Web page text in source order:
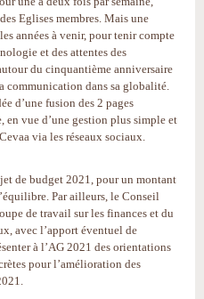
Eglises membres. Mais une
années à venir, pour tenir compte
et des attentes des
du cinquantième anniversaire
communication dans sa globalité.
d’une fusion des 2 pages
en vue d’une gestion plus simple et
via les réseaux sociaux.
de budget 2021, pour un montant
Par ailleurs, le Conseil
de travail sur les finances et du
avec l’apport éventuel de
à l’AG 2021 des orientations
pour l’amélioration des